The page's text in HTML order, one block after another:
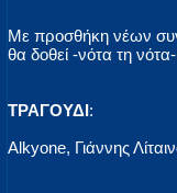
Με προσθήκη νέων
θα δοθεί -νότα τη
ΤΡΑΓΟΥΔΙ:
Alkyone, Γιάννης